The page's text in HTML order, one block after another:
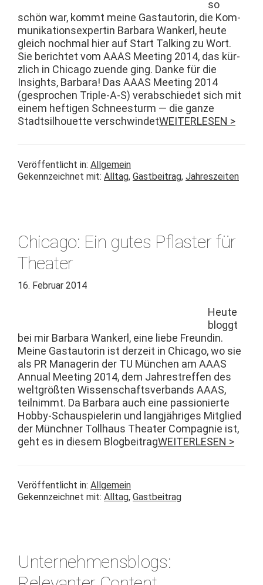
so
schön war, kommt meine Gas­tau­torin, die Kom­
mu­nika­tion­sex­per­tin Bar­bara Wankerl, heute
gle­ich nochmal hier auf Start Talk­ing zu Wort.
Sie berichtet vom AAAS Meet­ing 2014, das kür­
zlich in Chica­go zuende ging. Danke für die
Insights, Bar­bara! Das AAAS Meet­ing 2014
(gesprochen Triple‑A‑S) ver­ab­schiedet sich mit
einem hefti­gen Schneesturm — die ganze
Stadt­sil­hou­ette ver­schwindetWEITERLESEN >
Veröffentlicht in: Allgemein
Gekennzeichnet mit: Alltag, Gastbeitrag, Jahreszeiten
Chicago: Ein gutes Pflaster für
Theater
16. Februar 2014
Heute
blog­gt
bei mir Bar­bara Wankerl, eine liebe Fre­undin.
Meine Gas­tau­torin ist derzeit in Chica­go, wo sie
als PR Man­agerin der TU München am AAAS
Annu­al Meet­ing 2014, dem Jahre­str­e­f­fen des
welt­größten Wis­senschaftsver­bands AAAS,
teil­nimmt. Da Bar­bara auch eine pas­sion­ierte
Hob­­by-Schaus­pielerin und langjähriges Mit­glied
der Münch­n­er Toll­haus The­ater Com­pag­nie ist,
geht es in diesem Blog­beitragWEITERLESEN >
Veröffentlicht in: Allgemein
Gekennzeichnet mit: Alltag, Gastbeitrag
Unternehmensblogs: